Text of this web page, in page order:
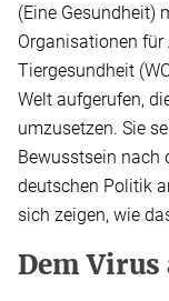
(Eine Gesundheit)
Organisationen für
Tiergesundheit
Welt aufgerufen,
umzusetzen. Sie
Bewusstsein nach
deutschen Politik
sich zeigen, wie
Dem Virus